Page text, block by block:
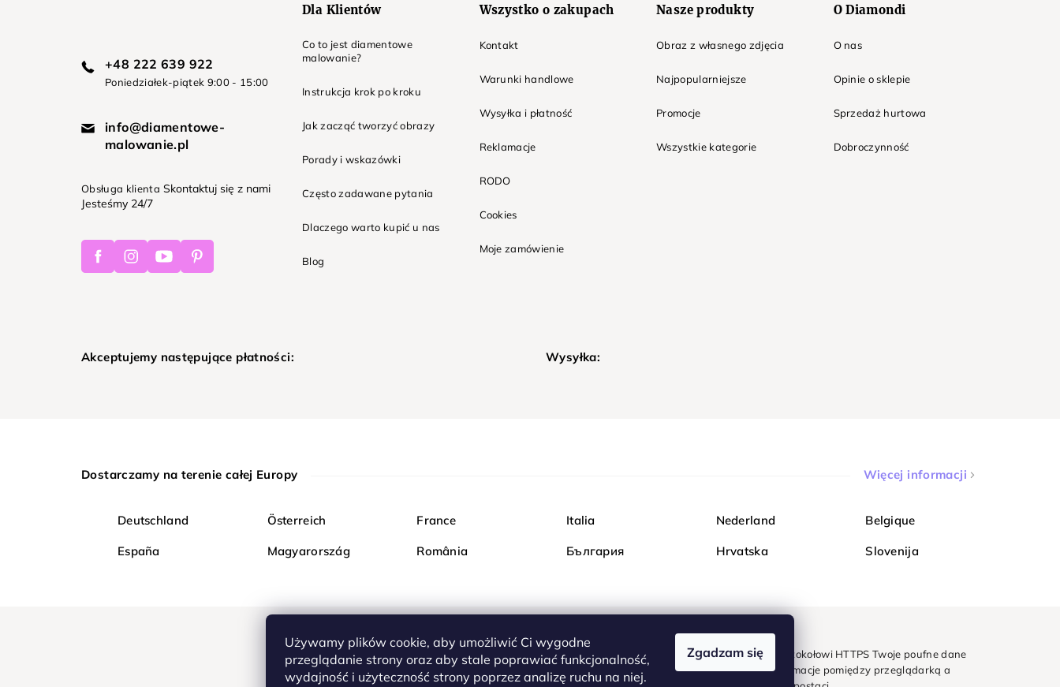
Używamy plików cookie, aby umożliwić Ci wygodne
przeglądanie strony oraz aby stale poprawiać funkcjonalność,
wydajność i użyteczność strony poprzez analizę ruchu na niej.
Zgadzam się
+48 222 639 922
Poniedziałek-piątek 9:00 - 15:00
info@diamentowe-
malowanie.pl
Obsługa klienta Skontaktuj się z nami
Jesteśmy 24/7
FacebookInstagramYoutubePinterest
Dla Klientów
Co to jest diamentowe
malowanie?
Instrukcja krok po kroku
Jak zacząć tworzyć obrazy
Porady i wskazówki
Często zadawane pytania
Dlaczego warto kupić u nas
Blog
Wszystko o zakupach
Kontakt
Warunki handlowe
Wysyłka i płatność
Reklamacje
RODO
Cookies
Moje zamówienie
Nasze produkty
Obraz z własnego zdjęcia
Najpopularniejsze
Promocje
Wszystkie kategorie
O Diamondi
O nas
Opinie o sklepie
Sprzedaż hurtowa
Dobroczynność
Akceptujemy następujące płatności: Wysyłka:
Dostarczamy na terenie całej Europy Więcej informacji
Deutschland Österreich France Italia Nederland Belgique
España Magyarország România България Hrvatska Slovenija
Kupuj bezpiecznie w Diamondi. Dzięki protokołowi HTTPS Twoje poufne dane
są całkowicie bezpieczne - wszystkie informacje pomiędzy przeglądarką a